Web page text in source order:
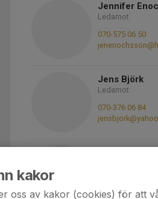
Jennifer
Ledamot
070-575 06 50
Jens Björk
Ledamot
070-376 06 84
Mobil/telefon
E-post visas
kakor
oss av kakor (cookies) för att